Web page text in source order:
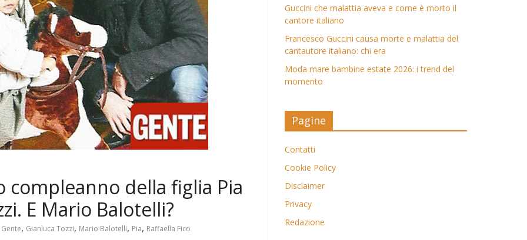
compleanno della figlia Pia
E Mario Balotelli?
Gente, Gianluca Tozzi, Mario Balotelli, Pia, Raffaella Fico
Guccini che malattia aveva e come è morto il
cantore italiano
Francesco Guccini causa morte e malattia del
cantautore italiano: chi era
Moda mare bambine estate 2026: i trend del
momento
Pagine
Contatti
Cookie Policy
Disclaimer
Privacy
Redazione